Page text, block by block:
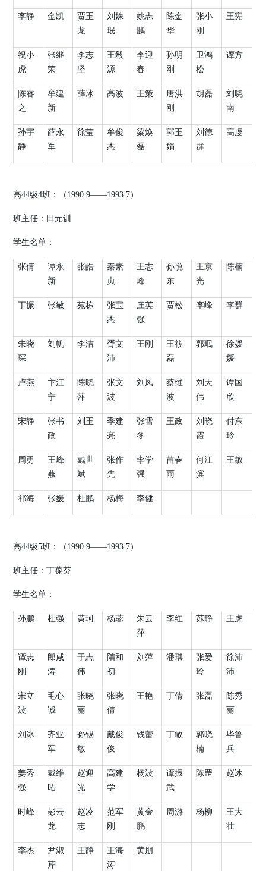
李静 金凯
贾玉
龙
刘姝
珉
姚志
鹏
陈金
华
张小
刚
王宪
祝小
虎
张继
荣
李志
坚
王毅
源
李迎
春
孙明
刚
卫鸿
松
谭方
陈睿
之
牟建
新
薛冰 高波 王策
唐洪
刚
胡磊
刘晓
南
孙宇
静
薛永
军
徐莹
牟俊
杰
梁焕
磊
郭玉
娟
刘德
群
高虔
高44级4班：（ 1990.9——1993.7）
班主任：田元训
学生名单：
张倩
谭永
新
张皓
秦素
贞
王志
峰
孙悦
东
王京
光
陈楠
丁振 张敏 苑栋
张宝
杰
庄英
强
贾松 李峰 李群
朱晓
琛
刘帆 李洁
胥文
沛
王刚
王筱
磊
郭珉
徐媛
媛
卢燕
卞江
宁
陈晓
萍
张文
波
刘凤
蔡维
波
刘天
伟
谭国
欣
宋静
张书
政
刘玉
季建
亮
张雪
冬
王政
刘晓
霞
付东
玲
周勇
王峰
燕
戴世
斌
张作
先
李学
强
苗春
雨
何江
滨
王敏
祁海 张媛 杜鹏 杨梅 李健
高44级5班：（ 1990.9——1993.7）
班主任：丁葆芬
学生名单：
孙鹏 杜强 黄珂 杨蓉
朱云
萍
李红 苏静 王虎
谭志
刚
郎咸
涛
于志
伟
隋和
初
刘萍 潘琪
张爱
玲
徐沛
沛
宋立
波
毛心
诚
张晓
丽
张晓
倩
王艳 丁倩 张磊
陈秀
丽
刘冰
齐亚
军
孙锡
敏
戴俊
俊
钱蕾 丁敏
郭晓
楠
毕鲁
兵
姜秀
强
戴维
昭
赵迎
光
高建
学
杨波
谭振
武
陈罡 赵冰
时峰
彭云
龙
赵凌
志
范军
刚
黄金
鹏
周游 杨柳
王大
壮
李杰
尹淑
芹
王静
王海
涛
黄朋